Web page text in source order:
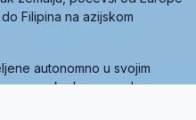
Filipina na azijskom
autonomno u svojim
preko krovne udruge
Marije (World Family of